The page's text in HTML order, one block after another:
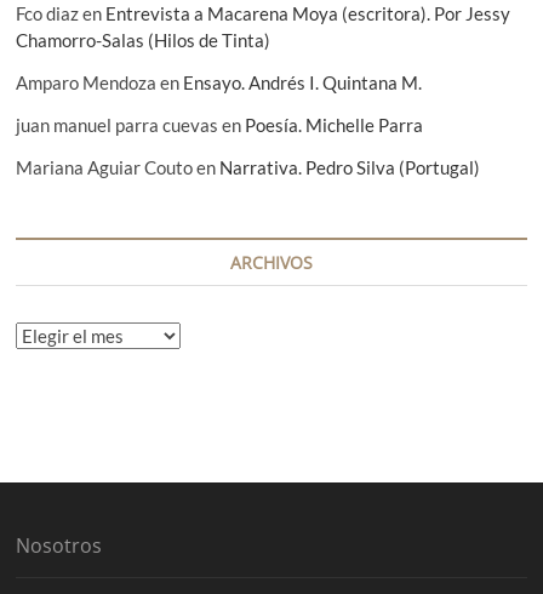
Fco diazen Entrevista a Macarena Moya (escritora). Por Jessy
Chamorro-Salas (Hilos de Tinta)
Amparo Mendoza en Ensayo. Andrés I. Quintana M.
juan manuel parra cuevas en Poesía. Michelle Parra
Mariana Aguiar Coutoen Narrativa. Pedro Silva (Portugal)
ARCHIVOS
A
Nosotros